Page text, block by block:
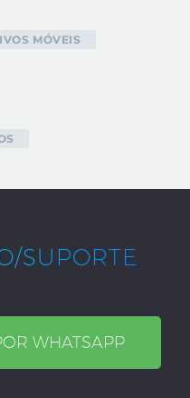
MÓVEIS
SUPORTE
WHATSAPP